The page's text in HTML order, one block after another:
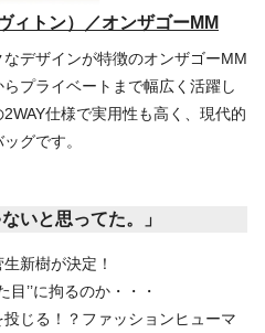
ィトン）／オンザゴーMM
デザインが特徴のオンザゴーMM
プライベートまで幅広く活躍し
仕様で実用性も高く、現代的
グです。
いと思ってた。」
新樹が決定！
目’’に拘るのか・・・
じる！？ファッションヒューマ